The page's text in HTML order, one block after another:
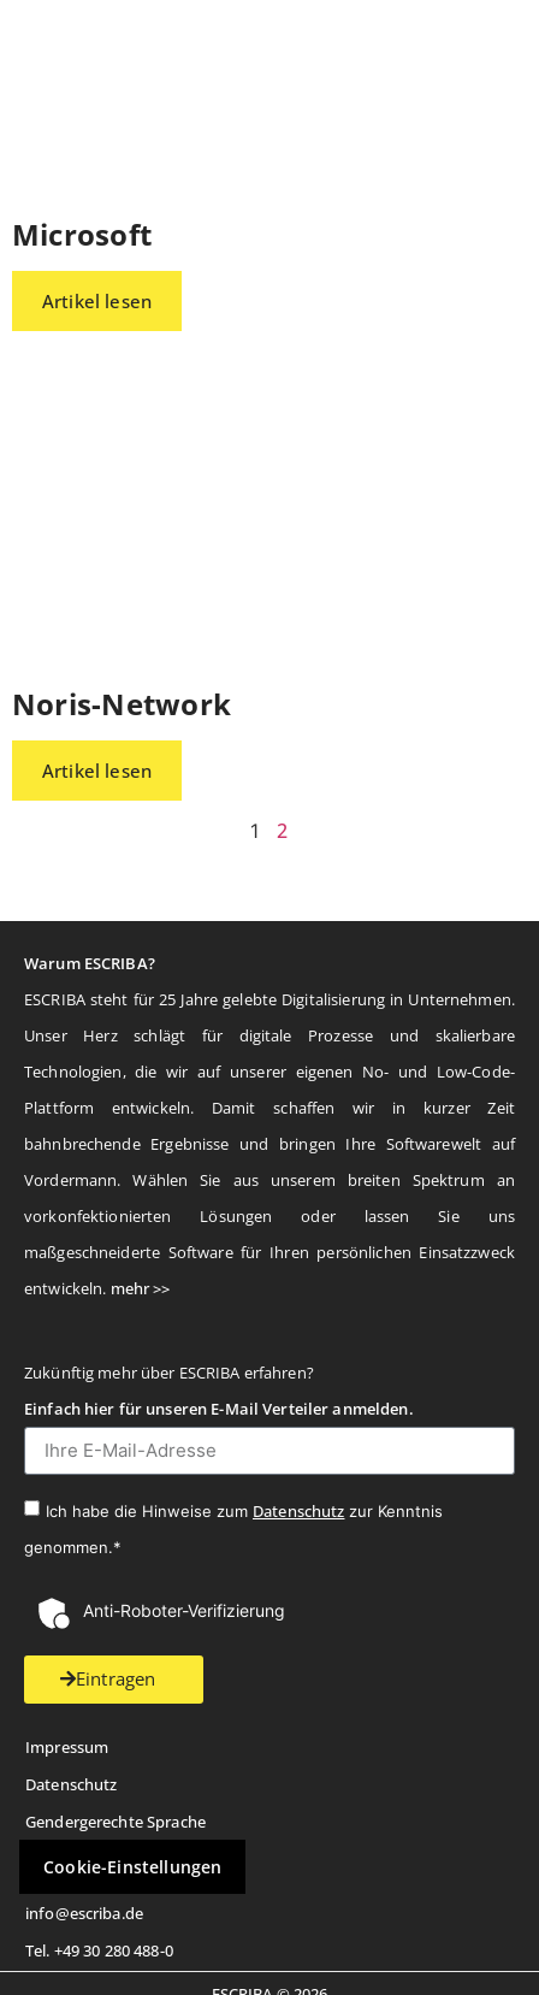
Microsoft
Artikel lesen
Noris-Network
Artikel lesen
1 2
Warum ESCRIBA?
ESCRIBA steht für 25 Jahre gelebte Digitalisierung in Unternehmen.
Unser Herz schlägt für digitale Prozesse und skalierbare
Technologien, die wir auf unserer eigenen No- und Low-Code-
Plattform entwickeln. Damit schaffen wir in kurzer Zeit
bahnbrechende Ergebnisse und bringen Ihre Softwarewelt auf
Vordermann. Wählen Sie aus unserem breiten Spektrum an
vorkonfektionierten Lösungen oder lassen Sie uns
maßgeschneiderte Software für Ihren persönlichen Einsatzzweck
entwickeln. mehr >>
Zukünftig mehr über ESCRIBA erfahren?
Einfach hier für unseren E-Mail Verteiler anmelden.
Ich habe die Hinweise zum Datenschutz zur Kenntnis
genommen.*
Anti-Roboter-Verifizierung
Eintragen
Impressum
Datenschutz
Gendergerechte Sprache
Cookie-Einstellungen
info@escriba.de
Tel. +49 30 280 488-0